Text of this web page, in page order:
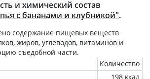
и химический состав
с бананами и клубникой".
содержание пищевых веществ
жиров, углеводов, витаминов и
съедобной части.
Количество
198 ккал